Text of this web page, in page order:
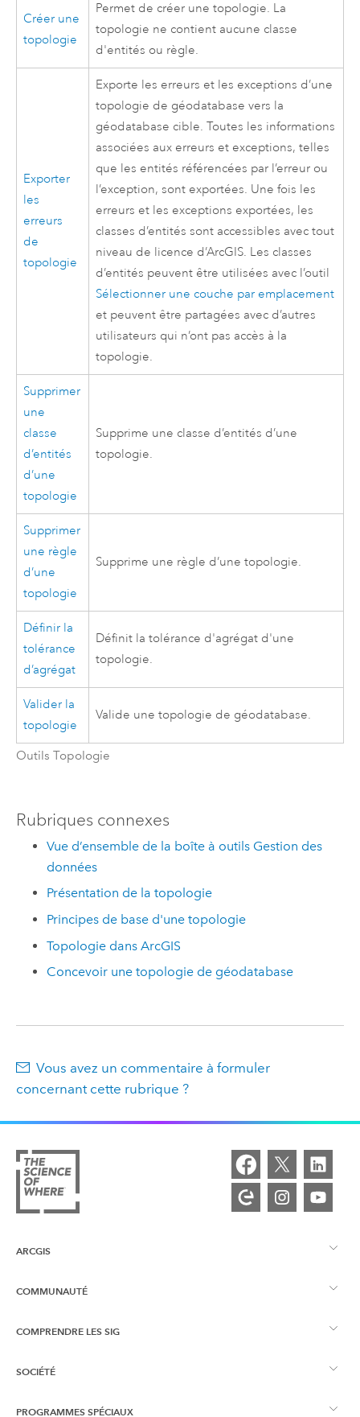
Créer une
topologie
Permet de créer une topologie. La
topologie ne contient aucune classe
d'entités ou règle.
Exporter
les
erreurs
de
topologie
Exporte les erreurs et les exceptions d’une
topologie de géodatabase vers la
géodatabase cible. Toutes les informations
associées aux erreurs et exceptions, telles
que les entités référencées par l’erreur ou
l’exception, sont exportées. Une fois les
erreurs et les exceptions exportées, les
classes d’entités sont accessibles avec tout
niveau de licence d’ArcGIS. Les classes
d’entités peuvent être utilisées avec l’outil
Sélectionner une couche par emplacement
et peuvent être partagées avec d’autres
utilisateurs qui n’ont pas accès à la
topologie.
Supprimer
une
classe
d’entités
d’une
topologie
Supprime une classe d’entités d’une
topologie.
Supprimer
une règle
d’une
topologie
Supprime une règle d’une topologie.
Définir la
tolérance
d’agrégat
Définit la tolérance d'agrégat d'une
topologie.
Valider la
topologie
Valide une topologie de géodatabase.
Outils Topologie
Rubriques connexes
Vue d’ensemble de la boîte à outils Gestion des
données
Présentation de la topologie
Principes de base d'une topologie
Topologie dans ArcGIS
Concevoir une topologie de géodatabase
Vous avez un commentaire à formuler
concernant cette rubrique ?
ARCGIS
Vue d’ensemble d’ArcGIS
Cartographie
COMMUNAUTÉ
Esri Community
Blog ArcGIS
COMPRENDRE LES SIG
Qu’est-ce qu’un SIG ?
SOCIÉTÉ
À propos d’Esri
PROGRAMMES SPÉCIAUX